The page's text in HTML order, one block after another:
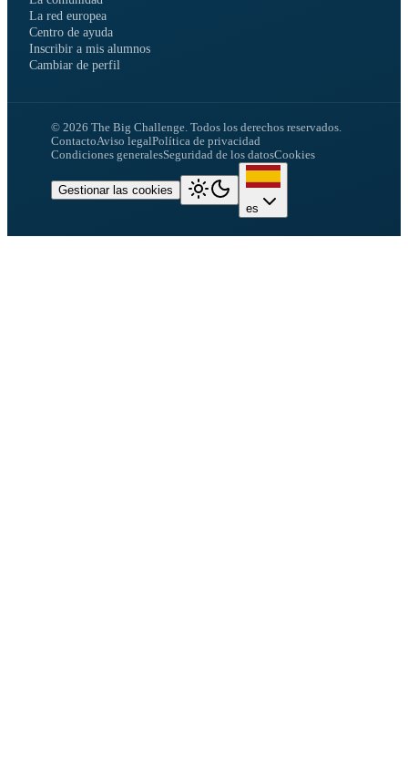
La red europea
Centro de ayuda
Inscribir a mis alumnos
Cambiar de perfil
© 2026 The Big Challenge. Todos los derechos reservados.
ContactoAviso legalPolítica de privacidad
Condiciones generalesSeguridad de los datosCookies
Gestionar las cookies
es